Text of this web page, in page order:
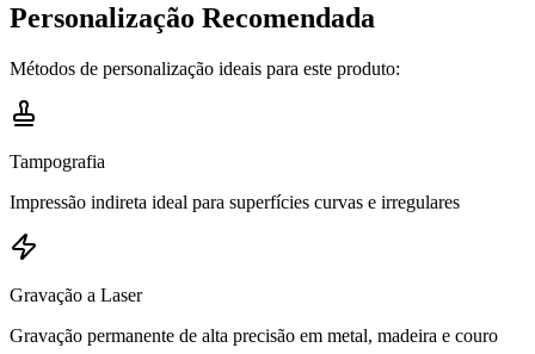
Personalização Recomendada
Métodos de personalização ideais para este produto:
Tampografia
Impressão indireta ideal para superfícies curvas e irregulares
Gravação a Laser
Gravação permanente de alta precisão em metal, madeira e couro